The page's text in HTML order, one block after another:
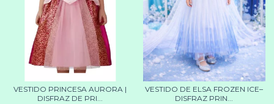
VESTIDO PRINCESA AURORA |
DISFRAZ DE PRI...
VESTIDO DE ELSA FROZEN ICE–
DISFRAZ PRIN...